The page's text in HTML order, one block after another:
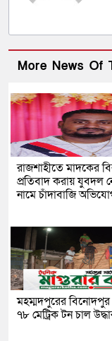
More News Of
রাজশাহীতে মাদকের
প্রতিবাদ করায় যুবদল
নামে চাঁদাবাজি
মহম্মদপুরের
৭৮ মেট্রিক টন চাল